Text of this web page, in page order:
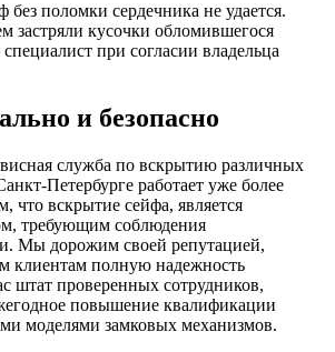
без поломки сердечника не удается.
застряли кусочки обломившегося
при согласии владельца
и безопасно
служба по вскрытию различных
Петербурге работает уже более
что вскрытие сейфа, является
требующим соблюдения
Мы дорожим своей репутацией,
клиентам полную надежность
штат проверенных сотрудников,
повышение квалификации
моделями замковых механизмов.